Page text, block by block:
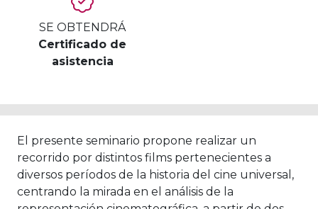
SE OBTENDRÁ
Certificado de
asistencia
El presente seminario propone realizar un
recorrido por distintos films pertenecientes a
diversos períodos de la historia del cine universal,
centrando la mirada en el análisis de la